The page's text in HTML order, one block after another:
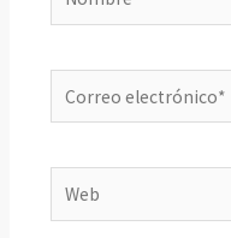
Correo
electrónico*
Web